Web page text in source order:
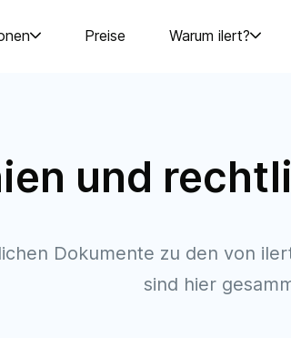
Preise Warum ilert?
und
Dokumente zu den von
sind hier